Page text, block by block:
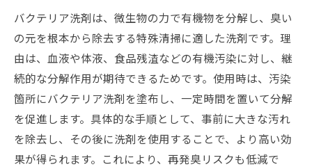
バクテリア洗剤は、微生物の力で有機物を分解し、臭い
の元を根本から除去する特殊清掃に適した洗剤です。理
由は、血液や体液、食品残渣などの有機汚染に対し、継
続的な分解作用が期待できるためです。使用時は、汚染
箇所にバクテリア洗剤を塗布し、一定時間を置いて分解
を促進します。具体的な手順として、事前に大きな汚れ
を除去し、その後に洗剤を使用することで、より高い効
果が得られます。これにより、再発臭リスクも低減で